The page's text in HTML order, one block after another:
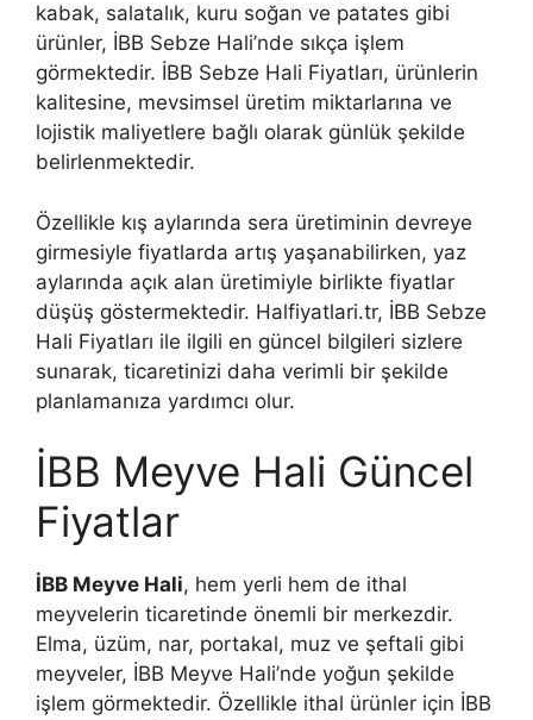
kabak, salatalık, kuru soğan ve patates gibi
ürünler, İBB Sebze Hali’nde sıkça işlem
görmektedir. İBB Sebze Hali Fiyatları, ürünlerin
kalitesine, mevsimsel üretim miktarlarına ve
lojistik maliyetlere bağlı olarak günlük şekilde
belirlenmektedir.
Özellikle kış aylarında sera üretiminin devreye
girmesiyle fiyatlarda artış yaşanabilirken, yaz
aylarında açık alan üretimiyle birlikte fiyatlar
düşüş göstermektedir. Halfiyatlari.tr, İBB Sebze
Hali Fiyatları ile ilgili en güncel bilgileri sizlere
sunarak, ticaretinizi daha verimli bir şekilde
planlamanıza yardımcı olur.
İBB Meyve Hali Güncel
Fiyatlar
İBB Meyve Hali, hem yerli hem de ithal
meyvelerin ticaretinde önemli bir merkezdir.
Elma, üzüm, nar, portakal, muz ve şeftali gibi
meyveler, İBB Meyve Hali’nde yoğun şekilde
işlem görmektedir. Özellikle ithal ürünler için İBB